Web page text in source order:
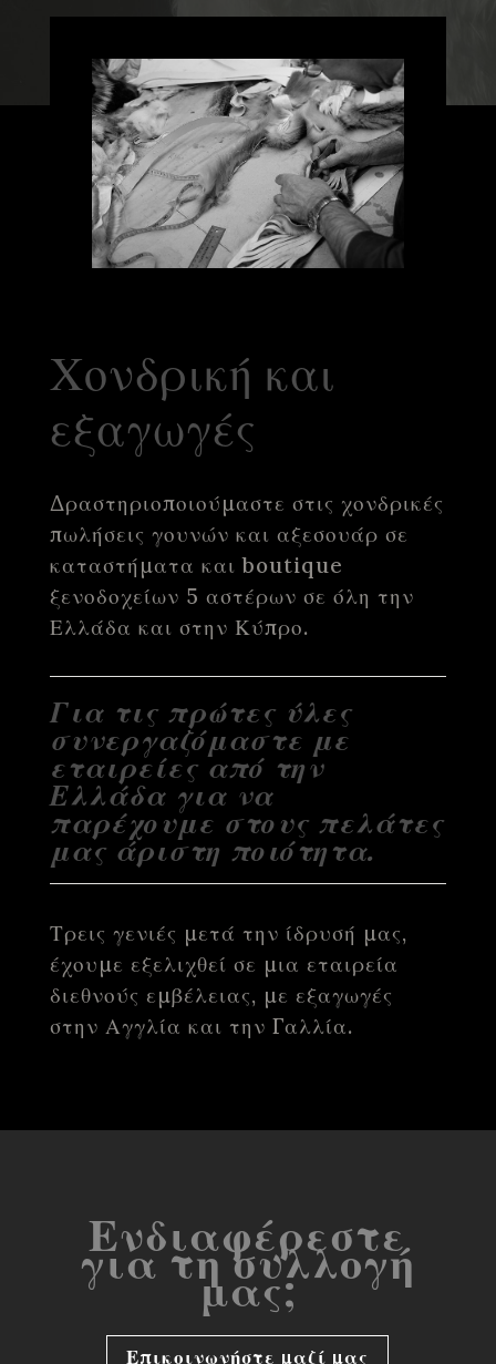
Χονδρική και
εξαγωγές
Δραστηριοποιούμαστε στις χονδρικές
πωλήσεις γουνών και αξεσουάρ σε
καταστήματα και boutique
ξενοδοχείων 5 αστέρων σε όλη την
Ελλάδα και στην Κύπρο.
Για τις πρώτες ύλες
συνεργαζόμαστε με
εταιρείες από την
Ελλάδα για να
παρέχουμε στους πελάτες
μας άριστη ποιότητα.
Τρεις γενιές μετά την ίδρυσή μας,
έχουμε εξελιχθεί σε μια εταιρεία
διεθνούς εμβέλειας, με εξαγωγές
στην Αγγλία και την Γαλλία.
Ενδιαφέρεστε
για τη συλλογή
μας;
Επικοινωνήστε μαζί μας